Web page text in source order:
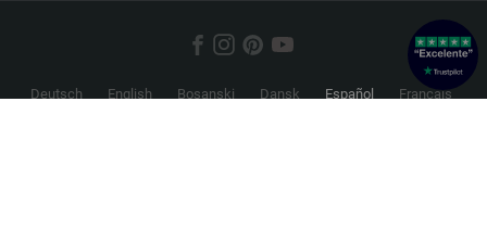
Deutsch English Bosanski Dansk Español
Français